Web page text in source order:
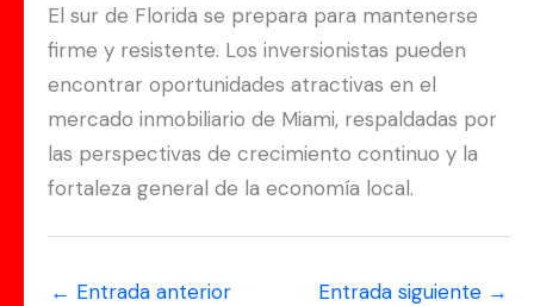
El sur de Florida se prepara para mantenerse
firme y resistente. Los inversionistas pueden
encontrar oportunidades atractivas en el
mercado inmobiliario de Miami, respaldadas por
las perspectivas de crecimiento continuo y la
fortaleza general de la economía local.
← Entrada anterior Entrada siguiente →